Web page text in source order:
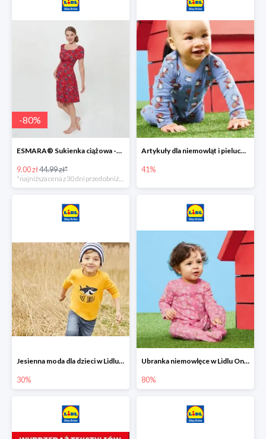
-80%
ESMARA® Sukienka ciążowa -79%
9.00 zł44.99 zł*
Artykuły dla niemowląt i pieluchy w Lidlu Online do -41%
41%
Jesienna moda dla dzieci w Lidlu Online do -30%
30%
Ubranka niemowlęce w Lidlu Online do -80%
80%